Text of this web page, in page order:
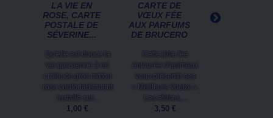
LA VIE EN
ROSE, CARTE
POSTALE DE
SÉVERINE...
Qu'elle est douce la
vie parisienne à en
croire ce gros matou
rose confortablement
installé sur...
1,00 €
CARTE DE
VŒUX FÉE
AUX PARFUMS
DE BRUCERO
Cette jolie fée
entourée d'animaux
vous présente ses
« Meilleurs Voeux ».
Les étoiles,...
3,50 €